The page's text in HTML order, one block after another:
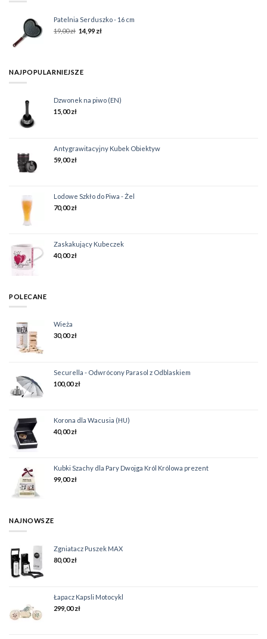
Patelnia Serduszko - 16 cm
19,00zł 14,99 zł
NAJPOPULARNIEJSZE
Dzwonek na piwo (EN)
15,00zł
Antygrawitacyjny Kubek Obiektyw
59,00zł
Lodowe Szkło do Piwa - Żel
70,00zł
Zaskakujący Kubeczek
40,00zł
POLECANE
Wieża
30,00zł
Securella - Odwrócony Parasol z Odblaskiem
100,00zł
Korona dla Wacusia (HU)
40,00zł
Kubki Szachy dla Pary Dwojga Król Królowa prezent
99,00zł
NAJNOWSZE
Zgniatacz Puszek MAX
80,00zł
Łapacz Kapsli Motocykl
299,00zł